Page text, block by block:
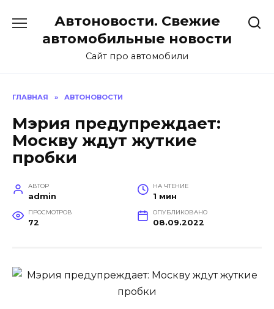
содержанию
Автоновости. Свежие
автомобильные новости
Сайт про автомобили
ГЛАВНАЯ » АВТОНОВОСТИ
Мэрия предупреждает:
Москву ждут жуткие
пробки
АВТОР
admin
НА ЧТЕНИЕ
1 мин
ПРОСМОТРОВ
72
ОПУБЛИКОВАНО
08.09.2022